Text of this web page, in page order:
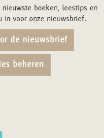
boeken, leestips en
in voor onze nieuwsbrief.
de nieuwsbrief
beheren